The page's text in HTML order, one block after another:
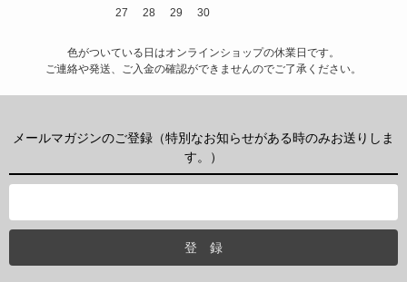
27
28 29 30
色がついている日はオンラインショップの休業日です。
ご連絡や発送、ご入金の確認ができませんのでご了承ください。
メールマガジンのご登録（特別なお知らせがある時のみお送りしま
す。）